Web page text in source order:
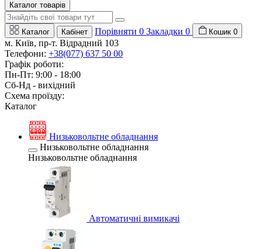
Каталог товарів
Каталог Кабінет Порівняти 0 Закладки 0 Кошик 0
м. Київ, пр-т. Відрадний 103
Телефони: +38(077) 637 50 00
Графік роботи:
Пн-Пт: 9:00 - 18:00
Сб-Нд - вихідний
Схема проїзду:
Каталог
Низьковольтне обладнання
Низьковольтне обладнання
Низьковольтне обладнання
Автоматичні вимикачі